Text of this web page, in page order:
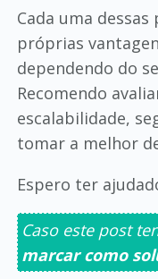
Cada uma
próprias
dependendo do
Recomendo
escalabilidade,
tomar a melhor
Espero ter
Caso este post
marcar como